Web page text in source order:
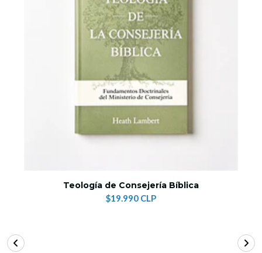
Teología de Consejería Bíblica
$19.990 CLP